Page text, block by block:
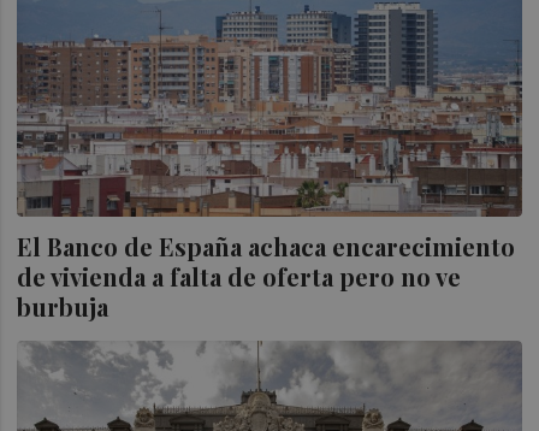
El Banco de España achaca encarecimiento
de vivienda a falta de oferta pero no ve
burbuja